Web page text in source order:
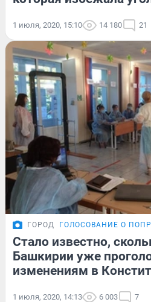
1 июля, 2020, 15:10 14 180 21
ГОРОД ГОЛОСОВАНИЕ О
Стало известно,
Башкирии уже
изменениям в
1 июля, 2020, 14:13 6 003 7